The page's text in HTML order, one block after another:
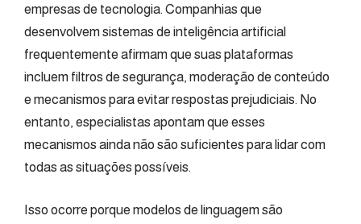
empresas de tecnologia. Companhias que
desenvolvem sistemas de inteligência artificial
frequentemente afirmam que suas plataformas
incluem filtros de segurança, moderação de conteúdo
e mecanismos para evitar respostas prejudiciais. No
entanto, especialistas apontam que esses
mecanismos ainda não são suficientes para lidar com
todas as situações possíveis.
Isso ocorre porque modelos de linguagem são